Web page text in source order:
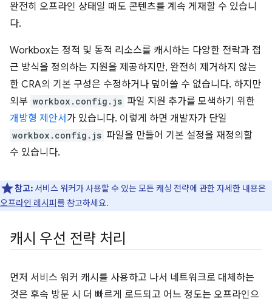
완전히 오프라인 상태일 때도 콘텐츠를 계속 게재할 수 있습니
다.
Workbox는 정적 및 동적 리소스를 캐시하는 다양한 전략과 접
근 방식을 정의하는 지원을 제공하지만, 완전히 제거하지 않는
한 CRA의 기본 구성은 수정하거나 덮어쓸 수 없습니다. 하지만
외부 workbox.config.js 파일 지원 추가를 모색하기 위한
개방형 제안서 가 있습니다. 이렇게 하면 개발자가 단일
workbox.config.js 파일을 만들어 기본 설정을 재정의할
수 있습니다.
참고: 서비스 워커가 사용할 수 있는 모든 캐싱 전략에 관한 자세한 내용은
오프라인 레시피 를 참고하세요.
캐시 우선 전략 처리
먼저 서비스 워커 캐시를 사용하고 나서 네트워크로 대체하는
것은 후속 방문 시 더 빠르게 로드되고 어느 정도는 오프라인으